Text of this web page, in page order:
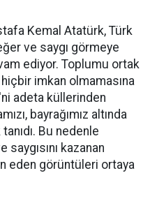
Kemal Atatürk, Türk
ve saygı görmeye
ediyor. Toplumu ortak
imkan olmamasına
adeta küllerinden
bayrağımız altında
Bu nedenle
saygısını kazanan
eden görüntüleri ortaya